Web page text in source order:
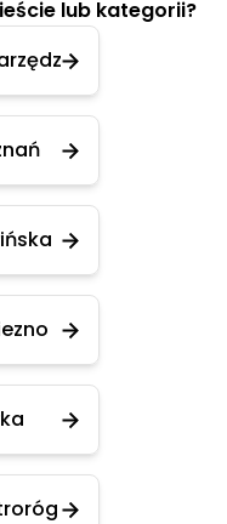
lub kategorii?